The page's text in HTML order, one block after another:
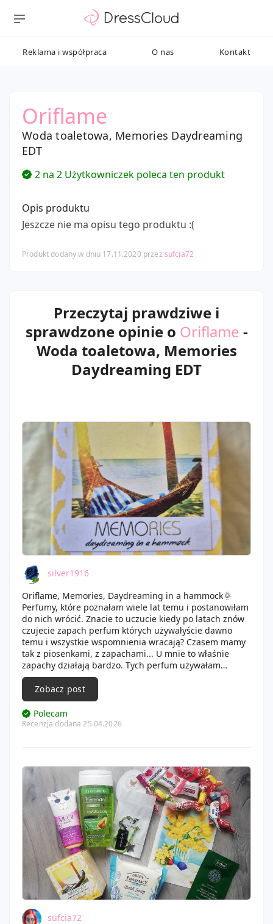
Reklama i współpraca O nas Kontakt
Oriflame
Woda toaletowa, Memories Daydreaming
EDT
2 na 2 Użytkowniczek poleca ten produkt
Opis produktu
Jeszcze nie ma opisu tego produktu :(
Produkt dodany w dniu 17.11.2020 przez sufcia72
Przeczytaj prawdziwe i
sprawdzone opinie o Oriflame -
Woda toaletowa, Memories
Daydreaming EDT
silver1916
Oriflame, Memories, Daydreaming in a hammock🌞
Perfumy, które poznałam wiele lat temu i postanowiłam
do nich wrócić. Znacie to uczucie kiedy po latach znów
czujecie zapach perfum których używałyście dawno
temu i wszystkie wspomnienia wracają? Czasem mamy
tak z piosenkami, z zapachami... U mnie to właśnie
zapachy działają bardzo. Tych perfum używałam
podczas pięknego czasu w moim życiu gdy byłam
szczęśliwa, był wtedy maj, czerwiec, lipiec... Wszystko
kwitło i ja też. Perfumy pachną tropikalnie, troszkę jak
koktajl z ananasów i kokosów, tak, wyczuwam mleczko
kokosowe, egzotyczne kwiaty, gorący letni wieczór. Mam
młodsza
zapach nie jest bardzo trwały, ma ładny
kartonik i buteleczkę która niczym nie zachwyca, jest
jakby kryształowa, bardzo minimalistyczna. Na górze
zatyczki logo Oriflame. Ale zapach jest naprawdę
piękny. Dla mnie kojarzy się z pięknym czasem,
oczywiście są to osobiste odczucia. Jednak myślę że
spodobałby się wielbicielkiom tropikalnych, kobiecych
zapachów. Nuta mleczka kokosowego, kwiat
frangipani... Jeśli ktoś lubi zapachy kojarzące się z
wakacjami, wieczorami na plaży, morskimi klimatami to
warto wypróbować. Aktualnie zapach ciężko dostać ale
na Allegro oraz zagranicznych stronach można
upolować.
Zobacz post
Polecam
Recenzja dodana 25.04.2026
sufcia72